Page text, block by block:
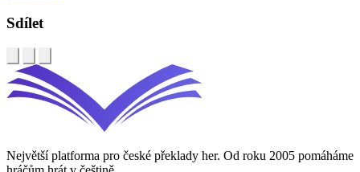
Sdílet
Největší platforma pro české překlady her. Od roku 2005 pomáháme